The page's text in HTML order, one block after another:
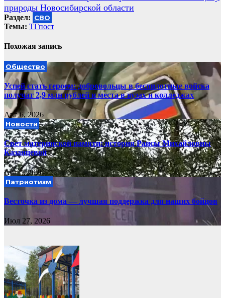
записям
природы Новосибирской области
Раздел: СВО
Темы: ТГпост
Похожая запись
Общество
Успей стать героем: добровольцы в беспилотные войска
получат 2,9 млн рублей и места в вузах и колледжах
Авг 6, 2026
Новости
Свет материнской памяти: история Раисы Михайловны
Казанцевой
Авг 5, 2026
Патриотизм
Весточка из дома — лучшая поддержка для наших бойцов
Июл 27, 2026